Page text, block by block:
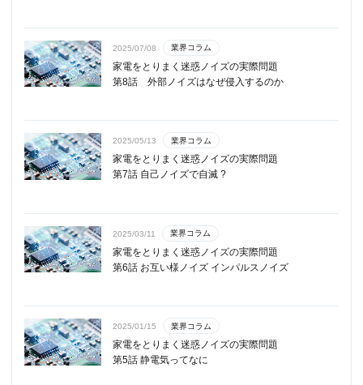
2025/07/08 業界コラム
家電をとりまく迷惑ノイズの実際問題
第8話 外部ノイズはなぜ侵入するのか
2025/05/13 業界コラム
家電をとりまく迷惑ノイズの実際問題
第7話 自己ノイズで自滅 ?
2025/03/11 業界コラム
家電をとりまく迷惑ノイズの実際問題
第6話 お互い様ノイズ インパルスノイズ
2025/01/15 業界コラム
家電をとりまく迷惑ノイズの実際問題
第5話 静電気ってなに